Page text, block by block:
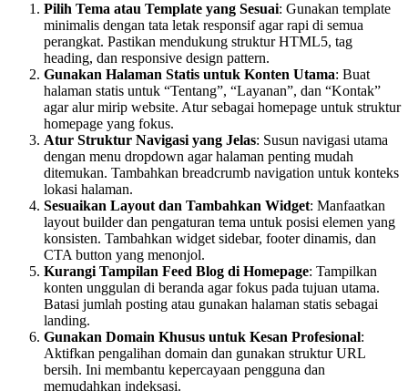
Pilih Tema atau Template yang Sesuai: Gunakan template
minimalis dengan tata letak responsif agar rapi di semua
perangkat. Pastikan mendukung struktur HTML5, tag
heading, dan responsive design pattern.
Gunakan Halaman Statis untuk Konten Utama: Buat
halaman statis untuk “Tentang”, “Layanan”, dan “Kontak”
agar alur mirip website. Atur sebagai homepage untuk struktur
homepage yang fokus.
Atur Struktur Navigasi yang Jelas: Susun navigasi utama
dengan menu dropdown agar halaman penting mudah
ditemukan. Tambahkan breadcrumb navigation untuk konteks
lokasi halaman.
Sesuaikan Layout dan Tambahkan Widget: Manfaatkan
layout builder dan pengaturan tema untuk posisi elemen yang
konsisten. Tambahkan widget sidebar, footer dinamis, dan
CTA button yang menonjol.
Kurangi Tampilan Feed Blog di Homepage: Tampilkan
konten unggulan di beranda agar fokus pada tujuan utama.
Batasi jumlah posting atau gunakan halaman statis sebagai
landing.
Gunakan Domain Khusus untuk Kesan Profesional:
Aktifkan pengalihan domain dan gunakan struktur URL
bersih. Ini membantu kepercayaan pengguna dan
memudahkan indeksasi.